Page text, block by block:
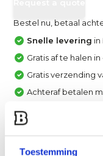
Toestemming
Bestel nu, betaal
Snelle levering in
Gratis af te halen
Gratis verzending
Achteraf betalen